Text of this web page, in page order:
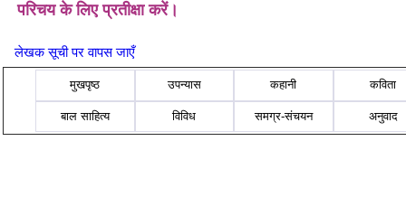
परिचय के लिए प्रतीक्षा करें।
लेखक सूची पर वापस जाएँ
मुखपृष्ठ उपन्यास कहानी कविता
बाल साहित्य विविध समग्र-संचयन अनुवाद